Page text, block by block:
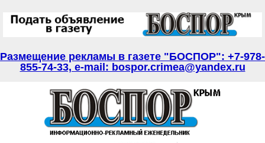
Размещение рекламы в газете "БОСПОР": +7-978-
855-74-33, e-mail: bospor.crimea@yandex.ru